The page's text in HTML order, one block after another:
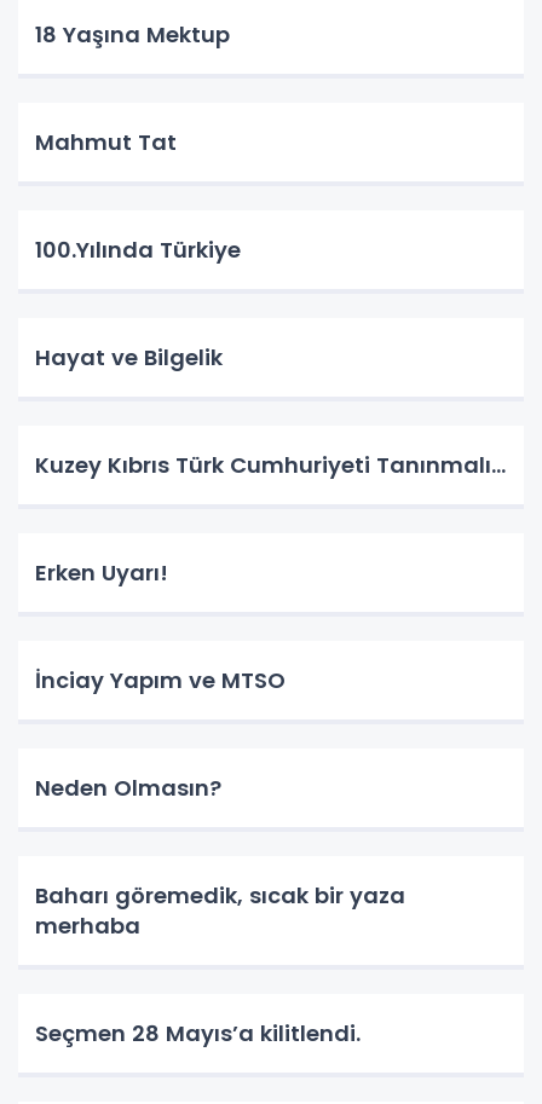
18 Yaşına Mektup
Mahmut Tat
100.Yılında Türkiye
Hayat ve Bilgelik
Kuzey Kıbrıs Türk Cumhuriyeti Tanınmalı…
Erken Uyarı!
İnciay Yapım ve MTSO
Neden Olmasın?
Baharı göremedik, sıcak bir yaza
merhaba
Seçmen 28 Mayıs’a kilitlendi.